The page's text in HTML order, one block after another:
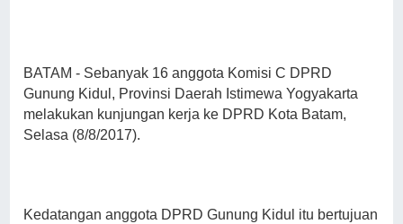
BATAM- Sebanyak 16 anggota Komisi C DPRD
Gunung Kidul, Provinsi Daerah Istimewa Yogyakarta
melakukan kunjungan kerja ke DPRD Kota Batam,
Selasa (8/8/2017).
Kedatangan anggota DPRD Gunung Kidul itu bertujuan